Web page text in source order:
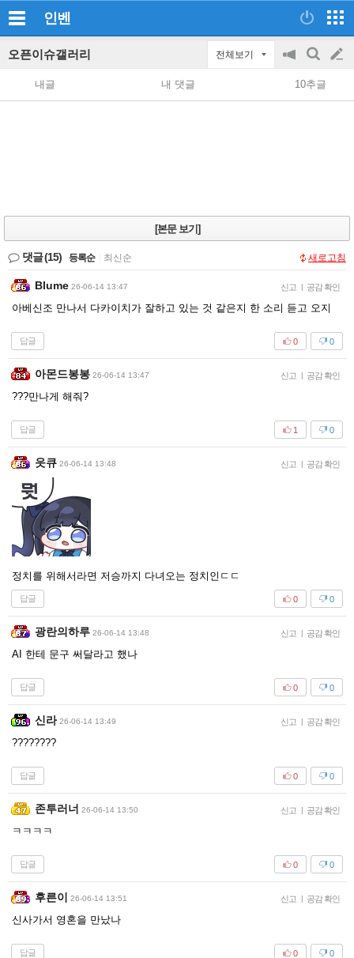
인벤
오픈이슈갤러리 전체보기
공
지
on/off
검
색
글
쓰
내글 내 댓글 10추글
[본문 보기]
댓글(15) 등록순 최신순 새로고침
Blume 26-06-14 13:47 신고 | 공감 확인
아베신조 만나서 다카이치가 잘하고 있는 것 같은지 한 소리 듣고 오지
답글 0
0
아몬드봉봉 26-06-14 13:47 신고 | 공감 확인
???만나게 해줘?
답글 0
1
읏큐 26-06-14 13:48 신고 | 공감 확인
정치를 위해서라면 저승까지 다녀오는 정치인ㄷㄷ
답글 0
0
광란의하루 26-06-14 13:48 신고 | 공감 확인
AI 한테 문구 써달라고 했나
답글 0
0
신라 26-06-14 13:49 신고 | 공감 확인
????????
답글 0
0
존투러너 26-06-14 13:50 신고 | 공감 확인
ㅋㅋㅋㅋ
답글 0
0
후른이 26-06-14 13:51 신고 | 공감 확인
신사가서 영혼을 만났나
답글 0
0